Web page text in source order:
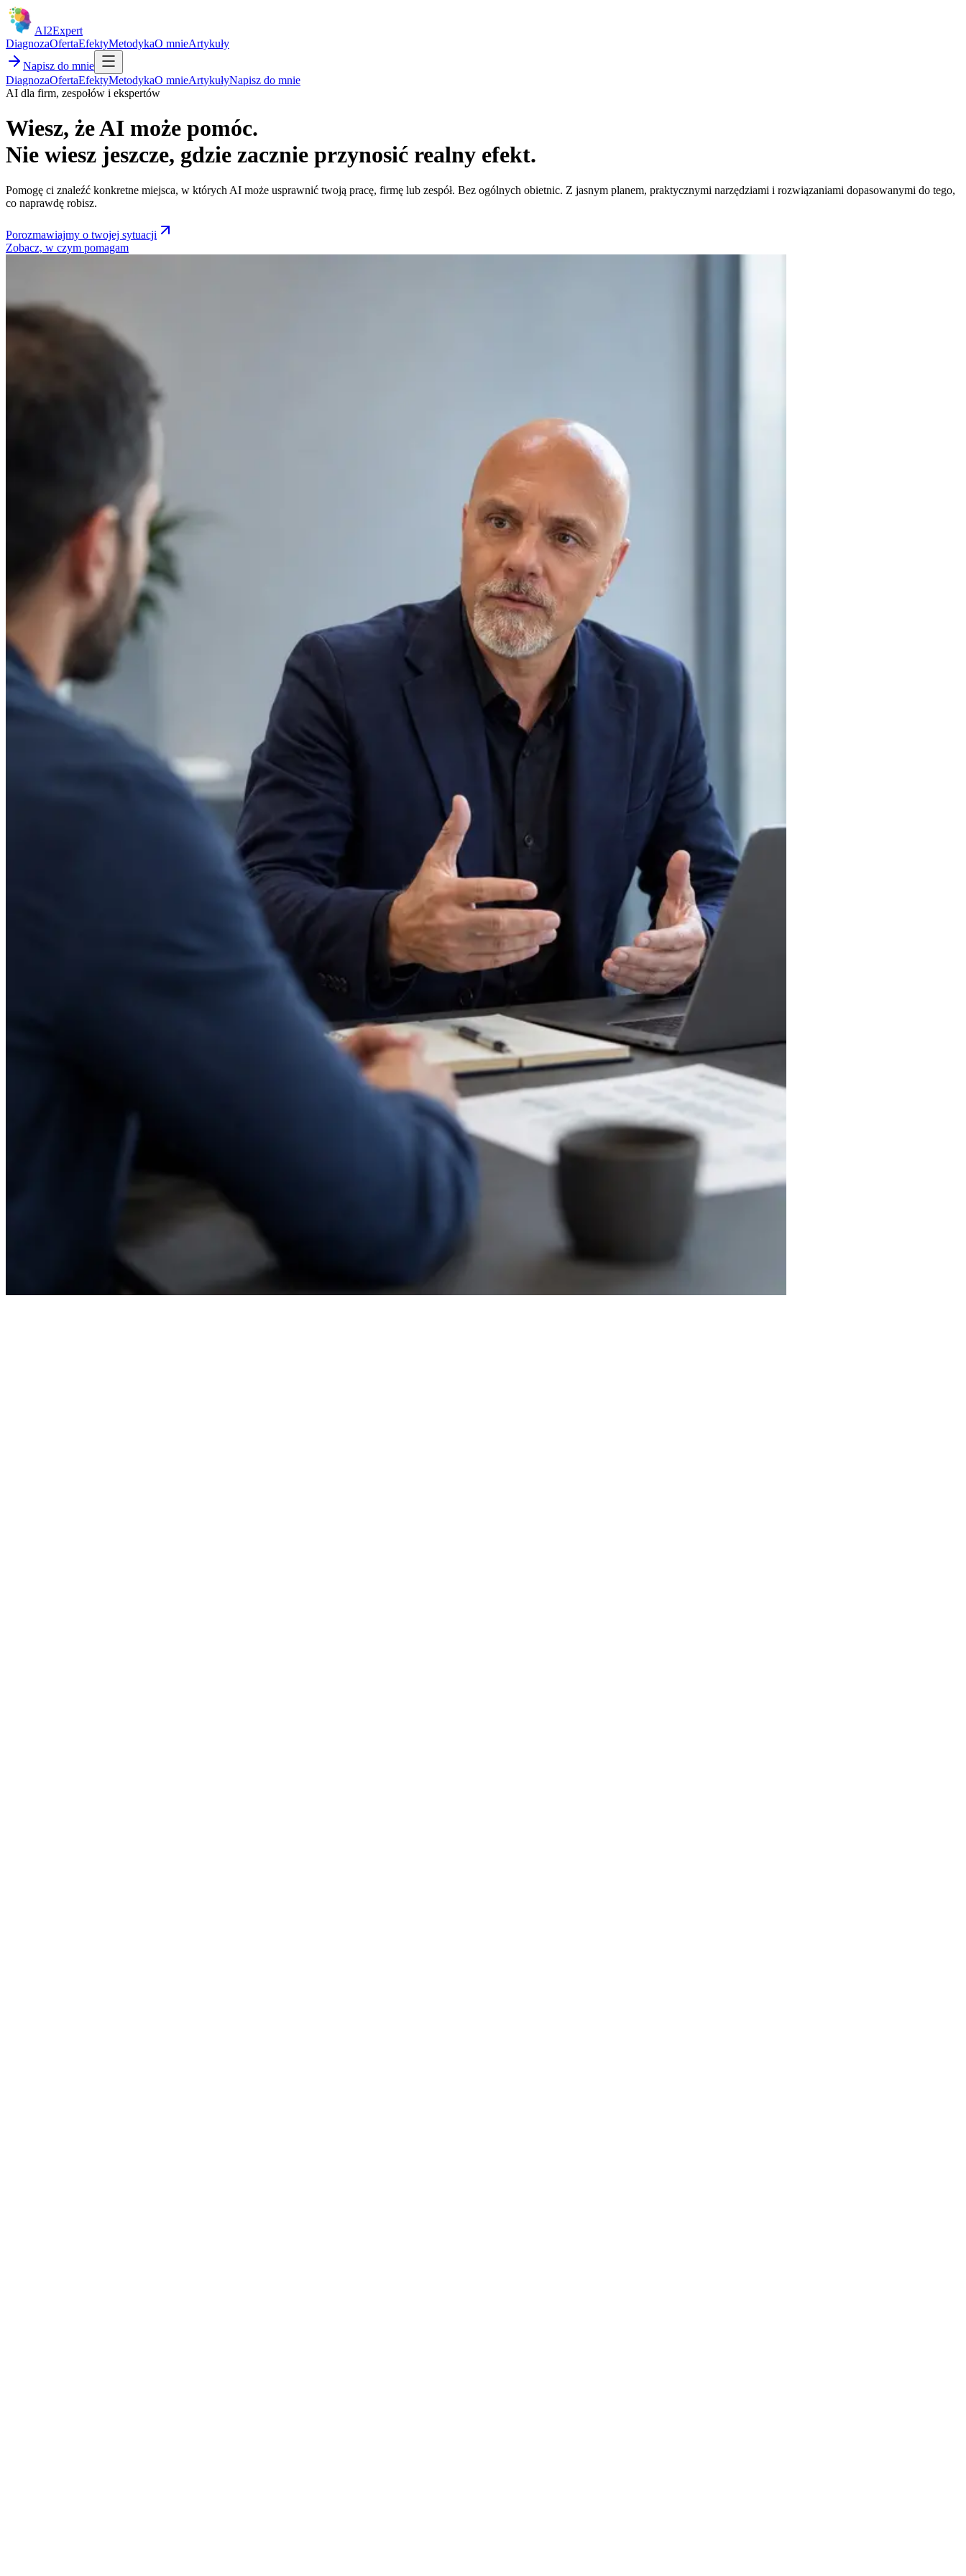
AI2Expert
DiagnozaOfertaEfektyMetodykaO mnieArtykuły
Napisz do mnie
DiagnozaOfertaEfektyMetodykaO mnieArtykułyNapisz do mnie
AI dla firm, zespołów i ekspertów
Wiesz, że AI może pomóc.
Nie wiesz jeszcze, gdzie zacznie przynosić realny efekt.
Pomogę ci znaleźć konkretne miejsca, w których AI może usprawnić twoją pracę, firmę lub zespół. Bez ogólnych obietnic. Z jasnym planem, praktycznymi narzędziami i rozwiązaniami dopasowanymi do tego,
co naprawdę robisz.
Porozmawiajmy o twojej sytuacji
Zobacz, w czym pomagam